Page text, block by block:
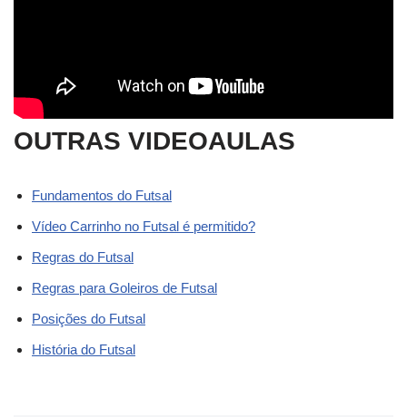
OUTRAS VIDEOAULAS
Fundamentos do Futsal
Vídeo Carrinho no Futsal é permitido?
Regras do Futsal
Regras para Goleiros de Futsal
Posições do Futsal
História do Futsal